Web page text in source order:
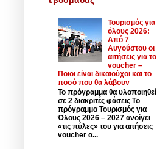
Τουρισμός για
όλους 2026:
Από 7
Αυγούστου οι
αιτήσεις για το
voucher –
Ποιοι είναι δικαιούχοι και το
ποσό που θα λάβουν
Το πρόγραμμα θα υλοποιηθεί
σε 2 διακριτές φάσεις Το
πρόγραμμα Τουρισμός για
Όλους 2026 – 2027 ανοίγει
«τις πύλες» του για αιτήσεις
voucher α...